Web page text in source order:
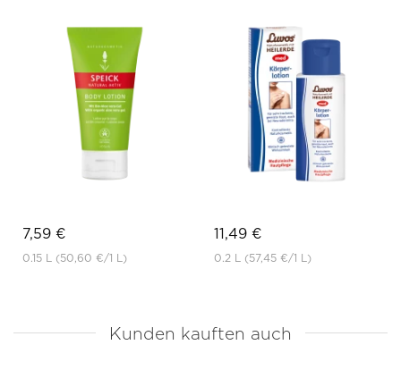
7,59 €
0.15 L (50,60 €/1 L)
11,49 €
0.2 L (57,45 €/1 L)
Kunden kauften auch